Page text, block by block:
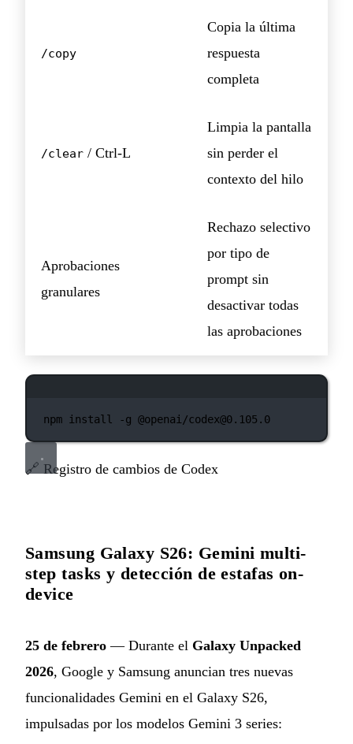
/copy
Copia la última
respuesta
completa
/clear / Ctrl-L
Limpia la pantalla
sin perder el
contexto del hilo
Aprobaciones
granulares
Rechazo selectivo
por tipo de
prompt sin
desactivar todas
las aprobaciones
npm install -g @openai/codex@0.105.0
🔗 Registro de cambios de Codex
Samsung Galaxy S26: Gemini multi-
step tasks y detección de estafas on-
device
25 de febrero — Durante el Galaxy Unpacked
2026, Google y Samsung anuncian tres nuevas
funcionalidades Gemini en el Galaxy S26,
impulsadas por los modelos Gemini 3 series: